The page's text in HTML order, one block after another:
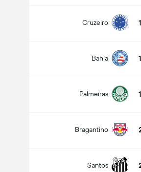
Cruzeiro
Bahia
Palmeiras
Bragantino
Santos